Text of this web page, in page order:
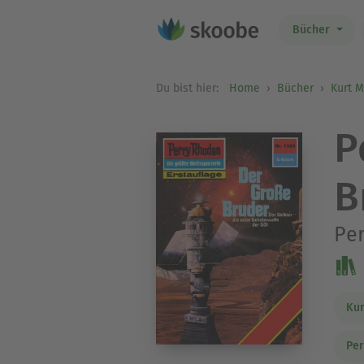
Bücher
Du bist hier: Home Bücher Kurt